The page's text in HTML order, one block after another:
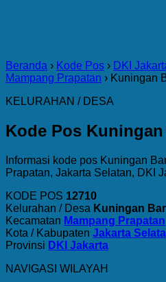
Beranda › Kode Pos › DKI
Mampang Prapatan › Kuningan
KELURAHAN / DESA
Kode Pos
Informasi kode pos Kuningan
Prapatan, Jakarta Selatan, DKI
KODE POS 12710
Kelurahan / Desa Kuningan
Kecamatan Mampang Prapatan
Kota / Kabupaten Jakarta
Provinsi DKI Jakarta
NAVIGASI WILAYAH